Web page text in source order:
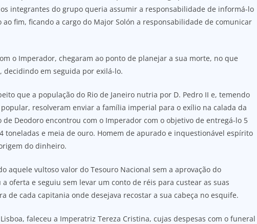
integrantes do grupo queria assumir a responsabilidade de informá-lo
fim, ficando a cargo do Major Solón a responsabilidade de comunicar
o Imperador, chegaram ao ponto de planejar a sua morte, no que
decidindo em seguida por exilá-lo.
que a população do Rio de Janeiro nutria por D. Pedro II e, temendo
resolveram enviar a família imperial para o exílio na calada da
de Deodoro encontrou com o Imperador com o objetivo de entregá-lo 5
toneladas e meia de ouro. Homem de apurado e inquestionável espírito
do dinheiro.
aquele vultoso valor do Tesouro Nacional sem a aprovação do
oferta e seguiu sem levar um conto de réis para custear as suas
de cada capitania onde desejava recostar a sua cabeça no esquife.
faleceu a Imperatriz Tereza Cristina, cujas despesas com o funeral